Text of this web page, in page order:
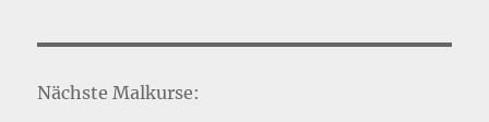
Nächste Malkurse: